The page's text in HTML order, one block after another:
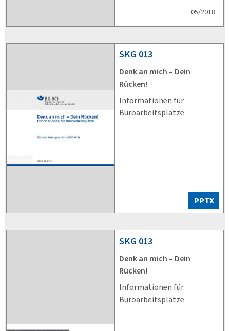
05/2018
SKG 013
Denk an mich – Dein
Rücken!
Informationen für
Büroarbeitsplätze
PPTX
SKG 013
Denk an mich – Dein
Rücken!
Informationen für
Büroarbeitsplätze